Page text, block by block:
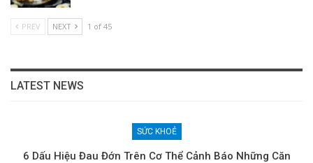
PREV NEXT 1 of 45
LATEST NEWS
SỨC KHOẺ
6 Dấu Hiệu Đau Đớn Trên Cơ Thể Cảnh Báo Những Căn